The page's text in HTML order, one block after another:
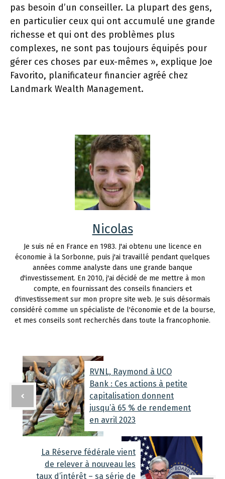
pas besoin d’un conseiller. La plupart des gens,
en particulier ceux qui ont accumulé une grande
richesse et qui ont des problèmes plus
complexes, ne sont pas toujours équipés pour
gérer ces choses par eux-mêmes », explique Joe
Favorito, planificateur financier agréé chez
Landmark Wealth Management.
Nicolas
Je suis né en France en 1983. J'ai obtenu une licence en
économie à la Sorbonne, puis j'ai travaillé pendant quelques
années comme analyste dans une grande banque
d'investissement. En 2010, j'ai décidé de me mettre à mon
compte, en fournissant des conseils financiers et
d'investissement sur mon propre site web. Je suis désormais
considéré comme un spécialiste de l'économie et de la bourse,
et mes conseils sont recherchés dans toute la francophonie.
RVNL, Raymond à UCO
Bank : Ces actions à petite
capitalisation donnent
jusqu’à 65 % de rendement
en avril 2023
La Réserve fédérale vient
de relever à nouveau les
taux d’intérêt – sa série de